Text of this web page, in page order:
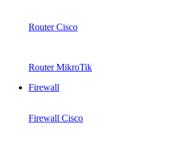
Router Cisco
Router MikroTik
Firewall
Firewall Cisco